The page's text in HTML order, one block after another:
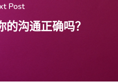
Post
沟通正确吗？